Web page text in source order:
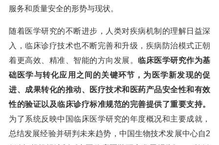
服务和质量安全的形势与现状。
随着医学研究的不断进步，人类对疾病机制的理解日益深
入，临床诊疗技术也不断完善和升级，疾病防治模式正朝
着更高效、精准、智能的方向发展。 临床医学研究作为基
础医学与转化应用之间的关键环节，为医学新发现的促
进、成果转化的推动、医疗技术和医药产品安全性和有效
性的验证以及临床诊疗标准规范的完善提供了重要支持。
为了系统反映中国临床医学研究的年度概况和主要成就，
总结发展经验并研判未来趋势，中国生物技术发展中心自2